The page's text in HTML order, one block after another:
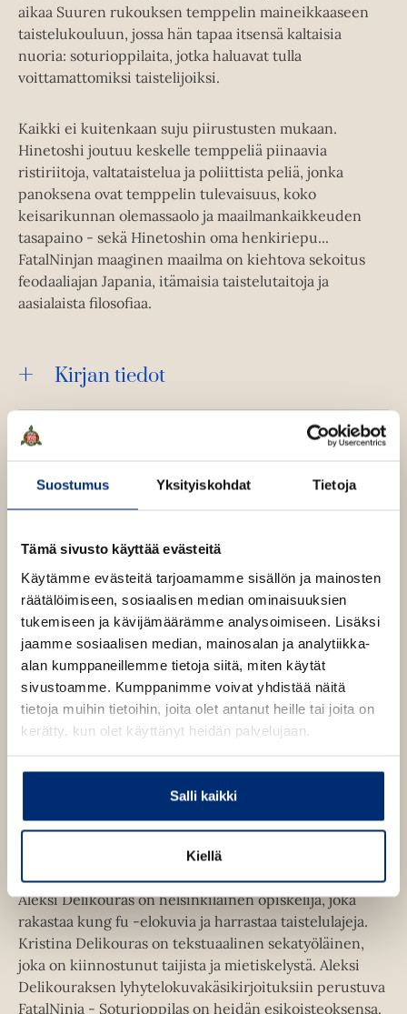
Suostumus Yksityiskohdat Tietoja
Tämä sivusto käyttää evästeitä
Käytämme evästeitä tarjoamamme sisällön ja mainosten
räätälöimiseen, sosiaalisen median ominaisuuksien
tukemiseen ja kävijämäärämme analysoimiseen. Lisäksi
jaamme sosiaalisen median, mainosalan ja analytiikka-
alan kumppaneillemme tietoja siitä, miten käytät
sivustoamme. Kumppanimme voivat yhdistää näitä
tietoja muihin tietoihin, joita olet antanut heille tai joita on
kerätty, kun olet käyttänyt heidän palvelujaan.
Salli kaikki
Kiellä
aikaa Suuren rukouksen temppelin maineikkaaseen
taistelukouluun, jossa hän tapaa itsensä kaltaisia
nuoria: soturioppilaita, jotka haluavat tulla
voittamattomiksi taistelijoiksi.
Kaikki ei kuitenkaan suju piirustusten mukaan.
Hinetoshi joutuu keskelle temppeliä piinaavia
ristiriitoja, valtataistelua ja poliittista peliä, jonka
panoksena ovat temppelin tulevaisuus, koko
keisarikunnan olemassaolo ja maailmankaikkeuden
tasapaino - sekä Hinetoshin oma henkiriepu...
FatalNinjan maaginen maailma on kiehtova sekoitus
feodaaliajan Japania, itämaisia taistelutaitoja ja
aasialaista filosofiaa.
Kirjan tiedot
Osta teos
K
u
u
n
t
e
l
E-kirja / epub2
B
o
o
k
b
e
a
k
a
u
u
t
e
e
Aleksi Delikouras
Kristina Delikouras
Aleksi Delikouras on helsinkiläinen opiskelija, joka
rakastaa kung fu -elokuvia ja harrastaa taistelulajeja.
Kristina Delikouras on tekstuaalinen sekatyöläinen,
joka on kiinnostunut taijista ja mietiskelystä. Aleksi
Delikouraksen lyhytelokuvakäsikirjoituksiin perustuva
FatalNinja - Soturioppilas on heidän esikoisteoksensa.